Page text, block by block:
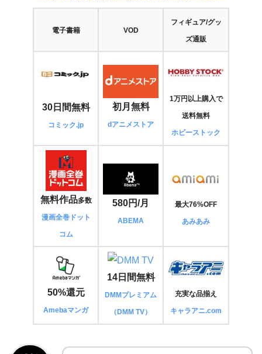
電子書籍 VOD
フィギュア/グッ
ズ通販
30日間無料
コミック.jp
初月無料
dアニメストア
1万円以上購入で
送料無料
ホビーストック
無料作品多数
漫画全巻ドット
コム
580円/月
ABEMA
最大76%OFF
あみあみ
50%還元
Amebaマンガ
14日間無料
DMMプレミアム
（DMM TV）
充実な品揃え
キャラアニ.com